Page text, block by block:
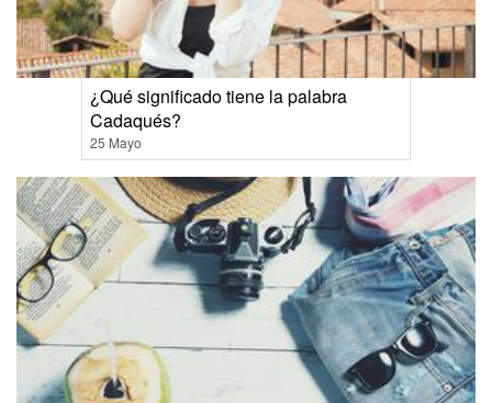
¿Qué significado tiene la palabra
Cadaqués?
25 Mayo